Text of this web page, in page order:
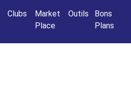
Clubs
Market
Place
Outils
Bons
Plans